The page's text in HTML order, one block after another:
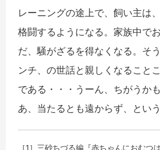
レーニングの途上で、飼い主は
格闘するようになる。家族中で
だ、騒がざるを得なくなる。そ
ンチ、の世話と親しくなること
である・・・うーん、ちがうか
あ、当たるとも遠からず、という
［1］三砂ちづる編『赤ちゃんにおむつ